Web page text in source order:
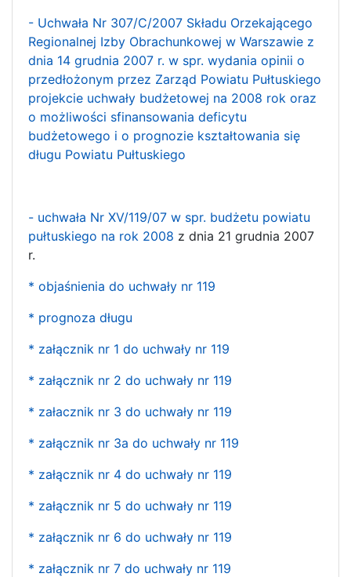
- Uchwała Nr 307/C/2007 Składu Orzekającego
Regionalnej Izby Obrachunkowej w Warszawie z
dnia 14 grudnia 2007 r. w spr. wydania opinii o
przedłożonym przez Zarząd Powiatu Pułtuskiego
projekcie uchwały budżetowej na 2008 rok oraz
o możliwości sfinansowania deficytu
budżetowego i o prognozie kształtowania się
długu Powiatu Pułtuskiego
- uchwała Nr XV/119/07 w spr. budżetu powiatu
pułtuskiego na rok 2008 z dnia 21 grudnia 2007
r.
* objaśnienia do uchwały nr 119
* prognoza długu
* załącznik nr 1 do uchwały nr 119
* załącznik nr 2 do uchwały nr 119
* załacznik nr 3 do uchwały nr 119
* załącznik nr 3a do uchwały nr 119
* załącznik nr 4 do uchwały nr 119
* załącznik nr 5 do uchwały nr 119
* załącznik nr 6 do uchwały nr 119
* załącznik nr 7 do uchwały nr 119